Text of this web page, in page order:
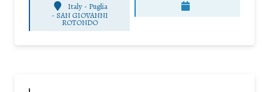
Italy - Puglia
- SAN GIOVANNI
ROTONDO